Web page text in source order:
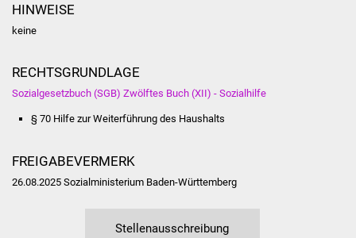
Pflege von Angehörigen
ÖPNV
Bürgerbus (MOBS)
HINWEISE
keine
RECHTSGRUNDLAGE
Sozialgesetzbuch (SGB) Zwölftes Buch (XII) - Sozialhilfe
§ 70 Hilfe zur Weiterführung des Haushalts
FREIGABEVERMERK
26.08.2025 Sozialministerium Baden-Württemberg
Stellenausschreibung